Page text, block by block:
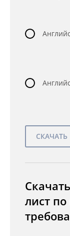
лист